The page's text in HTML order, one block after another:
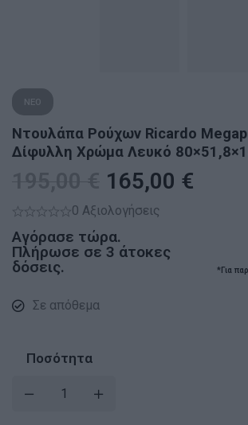
ΝΕΟ
Ντουλάπα Ρούχων Ricardo
Δίφυλλη Χρώμα Λευκό
165,00 €
0 Αξιολογήσεις
Αγόρασε τώρα.
Πλήρωσε σε 3 άτοκες
δόσεις.
*Για
Σε απόθεμα
Ποσότητα